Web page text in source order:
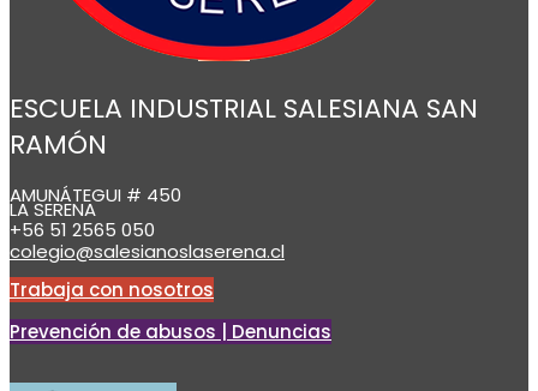
ESCUELA INDUSTRIAL SALESIANA SAN
RAMÓN
AMUNÁTEGUI # 450
LA SERENA
+56 51 2565 050
colegio@salesianoslaserena.cl
Trabaja con nosotros
Prevención de abusos | Denuncias